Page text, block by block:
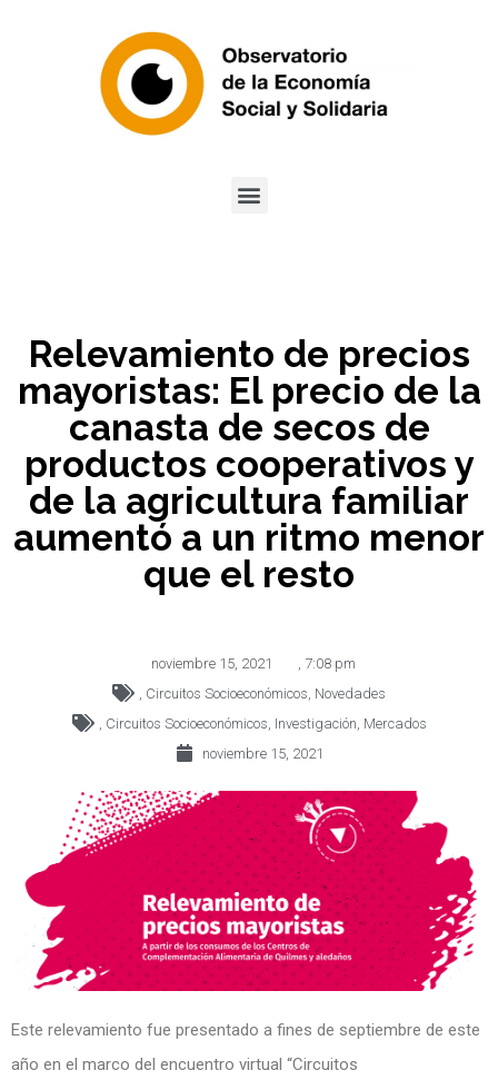
Relevamiento de precios
mayoristas: El precio de la
canasta de secos de
productos cooperativos y
de la agricultura familiar
aumentó a un ritmo menor
que el resto
noviembre 15, 2021
7:08 pm
Circuitos Socioeconómicos Novedades
Circuitos Socioeconómicos Investigación Mercados
noviembre 15, 2021
Este relevamiento fue presentado a fines de septiembre de este
año en el marco del encuentro virtual “Circuitos